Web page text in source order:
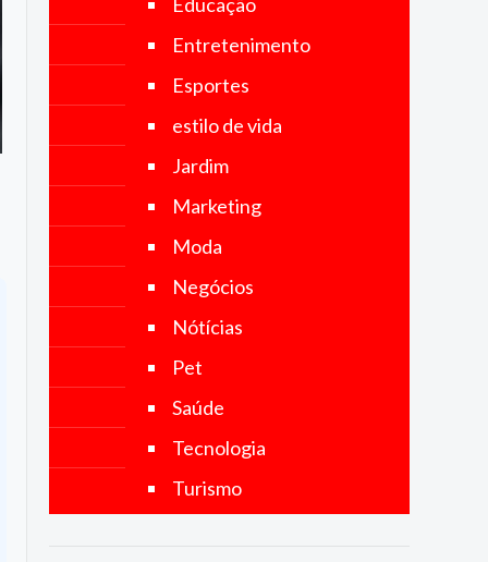
no mundo.
objetivo é
notícias
imparciais
atualizadas,
abrangendo
uma ampla
categorias,
muito mais.
Entretenimento
Esportes
estilo de vida
Jardim
Marketing
Moda
Negócios
Nótícias
Pet
Saúde
Tecnologia
Turismo